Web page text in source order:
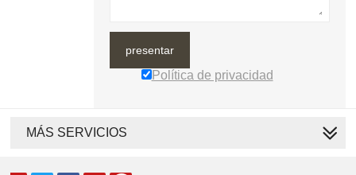
presentar
Política de privacidad
MÁS SERVICIOS